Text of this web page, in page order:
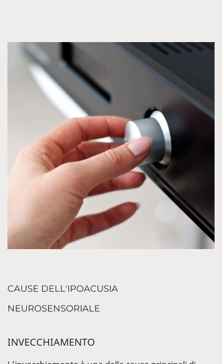
CAUSE DELL'IPOACUSIA
NEUROSENSORIALE
INVECCHIAMENTO